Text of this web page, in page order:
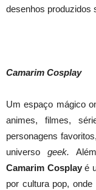
desenhos produzidos
Camarim Cosplay
Um espaço mágico
animes, filmes,
personagens
universo geek.
Camarim Cosplayé
por cultura pop,